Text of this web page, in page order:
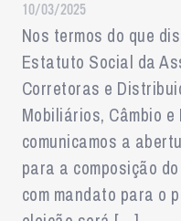
10/03/2025
Nos termos do que
Estatuto Social da
Corretoras e
Mobiliários, Câmbio e
comunicamos a
para a composição
com mandato para o